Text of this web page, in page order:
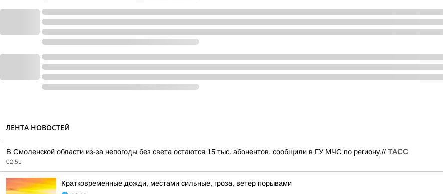
ЛЕНТА НОВОСТЕЙ
В Смоленской области из-за непогоды без света остаются 15 тыс. абонентов, сообщили в ГУ МЧС по региону.// ТАСС
02:51
Кратковременные дожди, местами сильные, гроза, ветер порывами